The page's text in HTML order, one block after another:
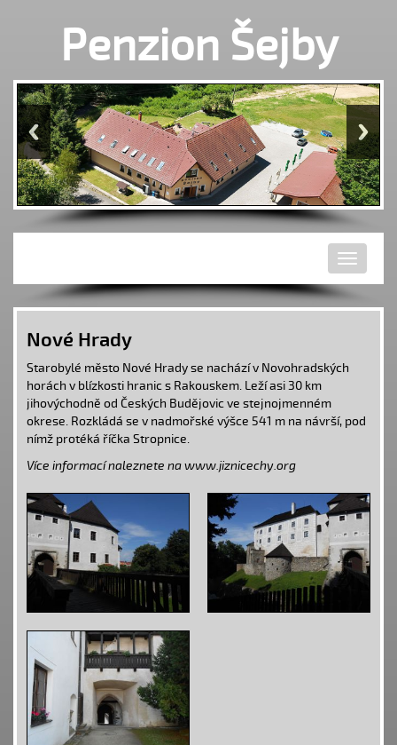
Penzion Šejby
Toggle
Nové Hrady
Starobylé město Nové Hrady se nachází v Novohradských
horách v blízkosti hranic s Rakouskem. Leží asi 30 km
jihovýchodně od Českých Budějovicve stejnojmenném
okrese. Rozkládá se v nadmořské výšce 541 m na návrší, pod
nímž protéká říčka Stropnice.
Více informací naleznete na www.jiznicechy.org